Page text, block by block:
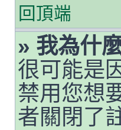
回頂端
» 我為什
很可能是
禁用您想
者關閉了